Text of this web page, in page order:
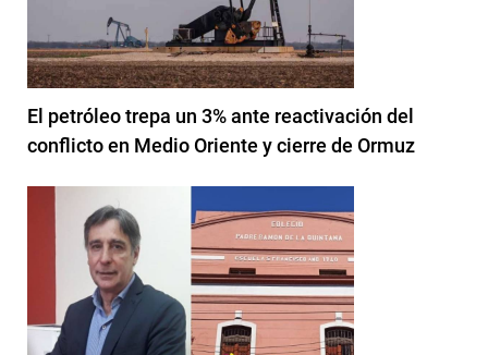
El petróleo trepa un 3% ante reactivación del
conflicto en Medio Oriente y cierre de Ormuz